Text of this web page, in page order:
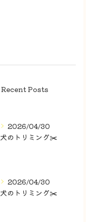
Recent Posts
2026/04/30
犬のトリミング✂️
2026/04/30
犬のトリミング✂️